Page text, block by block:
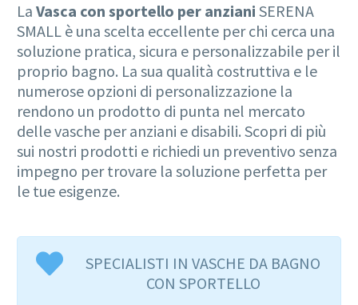
La Vasca con sportello per anziani SERENA
SMALL è una scelta eccellente per chi cerca una
soluzione pratica, sicura e personalizzabile per il
proprio bagno. La sua qualità costruttiva e le
numerose opzioni di personalizzazione la
rendono un prodotto di punta nel mercato
delle vasche per anziani e disabili. Scopri di più
sui nostri prodotti e richiedi un preventivo senza
impegno per trovare la soluzione perfetta per
le tue esigenze.
SPECIALISTI IN VASCHE DA BAGNO
CON SPORTELLO